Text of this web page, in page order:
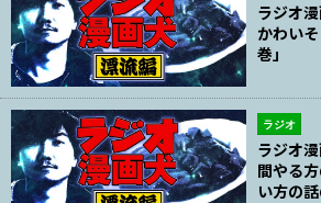
ラジオ
かわい
巻」
ラジオ
ラジオ
間やる
い方の話